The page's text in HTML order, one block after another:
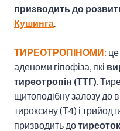
призводить до
Кушинга.
ТИРЕОТРОПІНОМИ: це
аденоми гіпофіза, які
тиреотропін (ТТГ).
щитоподібну залозу до
тироксину (Т4) і
призводить до